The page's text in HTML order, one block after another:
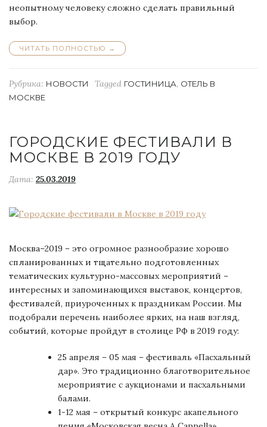
неопытному человеку сложно сделать правильный
выбор.
ЧИТАТЬ ПОЛНОСТЬЮ “ВЫБРАТЬ
МОСКВЕ”
→
Рубрика: НОВОСТИ Tagged ГОСТИНИЦА, ОТЕЛЬ В
МОСКВЕ
ГОРОДСКИЕ ФЕСТИВАЛИ В
МОСКВЕ В 2019 ГОДУ
Дата: 25.03.2019
Москва–2019 – это огромное разнообразие хорошо
спланированных и тщательно подготовленных
тематических культурно-массовых мероприятий –
интересных и запоминающихся выставок, концертов,
фестивалей, приуроченных к праздникам России. Мы
подобрали перечень наиболее ярких, на наш взгляд,
событий, которые пройдут в столице РФ в 2019 году:
25 апреля – 05 мая – фестиваль «Пасхальный
дар». Это традиционно благотворительное
мероприятие с аукционами и пасхальными
балами.
1-12 мая – открытый конкурс акапельного